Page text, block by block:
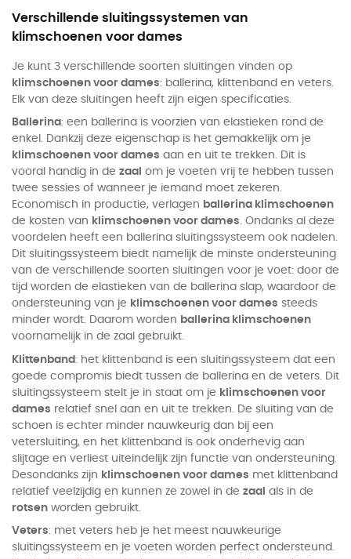
Verschillende sluitingssystemen van
klimschoenen voor dames
Je kunt 3 verschillende soorten sluitingen vinden op
klimschoenen voor dames: ballerina, klittenband en veters.
Elk van deze sluitingen heeft zijn eigen specificaties.
Ballerina: een ballerina is voorzien van elastieken rond de
enkel. Dankzij deze eigenschap is het gemakkelijk om je
klimschoenen voor dames aan en uit te trekken. Dit is
vooral handig in de zaal om je voeten vrij te hebben tussen
twee sessies of wanneer je iemand moet zekeren.
Economisch in productie, verlagen ballerina klimschoenen
de kosten van klimschoenen voor dames. Ondanks al deze
voordelen heeft een ballerina sluitingssysteem ook nadelen.
Dit sluitingssysteem biedt namelijk de minste ondersteuning
van de verschillende soorten sluitingen voor je voet: door de
tijd worden de elastieken van de ballerina slap, waardoor de
ondersteuning van je klimschoenen voor dames steeds
minder wordt. Daarom worden ballerina klimschoenen
voornamelijk in de zaal gebruikt.
Klittenband: het klittenband is een sluitingssysteem dat een
goede compromis biedt tussen de ballerina en de veters. Dit
sluitingssysteem stelt je in staat om je klimschoenen voor
dames relatief snel aan en uit te trekken. De sluiting van de
schoen is echter minder nauwkeurig dan bij een
vetersluiting, en het klittenband is ook onderhevig aan
slijtage en verliest uiteindelijk zijn functie van ondersteuning.
Desondanks zijn klimschoenen voor dames met klittenband
relatief veelzijdig en kunnen ze zowel in de zaal als in de
rotsen worden gebruikt.
Veters: met veters heb je het meest nauwkeurige
sluitingssysteem en je voeten worden perfect ondersteund.